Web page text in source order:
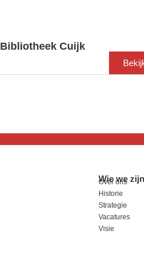
Bibliotheek Cuijk
Wie we zijn
Over ons
Historie
Strategie
Vacatures
Visie